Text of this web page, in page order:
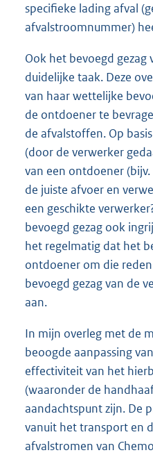
specifieke lading afval
afvalstroomnummer)
Ook het bevoegd
duidelijke taak. Deze
van haar wettelijke
de ontdoener te
de afvalstoffen. Op
(door de verwerker
van een ontdoener
de juiste afvoer en
een geschikte
bevoegd gezag ook
het regelmatig dat het
ontdoener om die
bevoegd gezag van de
aan.
In mijn overleg met de
beoogde aanpassing
effectiviteit van het
(waaronder de
aandachtspunt zijn. De
vanuit het transport en
afvalstromen van